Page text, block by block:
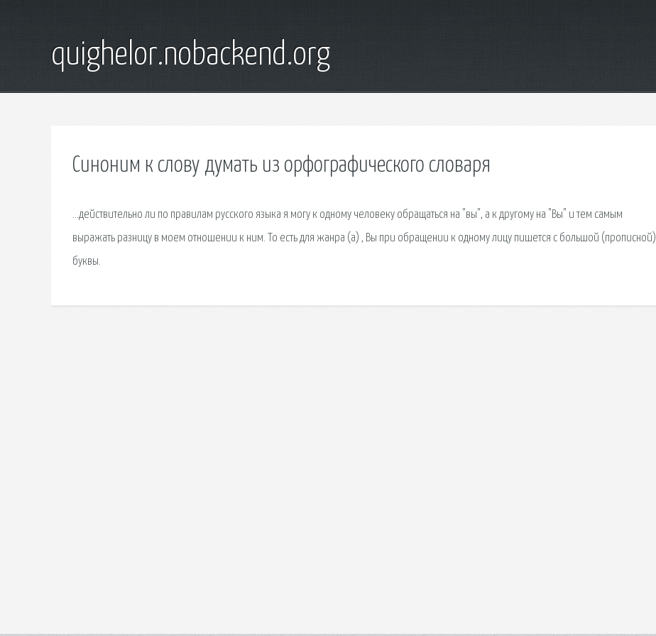
quighelor.nobackend.org
Синоним к слову думать из орфографического словаря
…действительно ли по правилам русского языка я могу к одному человеку обращаться на "вы", а к другому на "Вы" и тем самым
выражать разницу в моем отношении к ним. То есть для жанра (а) , Вы при обращении к одному лицу пишется с большой (прописной)
буквы.